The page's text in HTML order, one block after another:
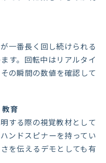
一番長く回し続けられる
す。回転中はリアルタイ
の瞬間の数値を確認して
育
する際の視覚教材として
ンドスピナーを持ってい
を伝えるデモとしても有